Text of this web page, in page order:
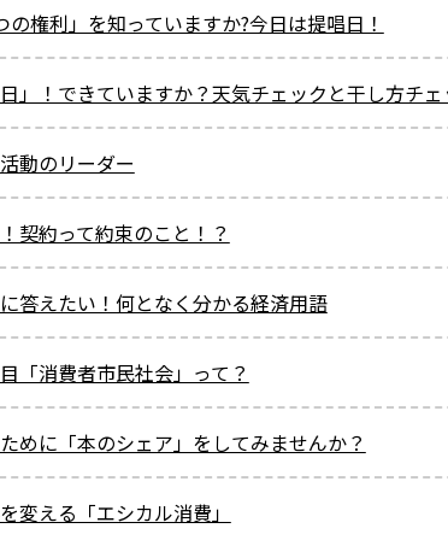
権利」を知っていますか?今日は提唱日！
」！できていますか？天気チェックと干し方チ
動のリーダー
約って約束のこと！？
えたい！何となく分かる経済用語
「消費者市民社会」って？
めに「本のシェア」をしてみませんか？
変える「エシカル消費」